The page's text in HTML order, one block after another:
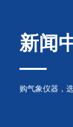
新闻
购气象仪器，